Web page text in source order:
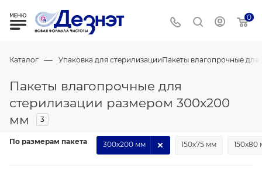
0
Каталог — Упаковка для стерилизацииПакеты влагопрочные для
Пакеты влагопрочные для
стерилизации размером 300х200
мм
3
По размерам пакета 150х75 мм 150х80
300х200 мм